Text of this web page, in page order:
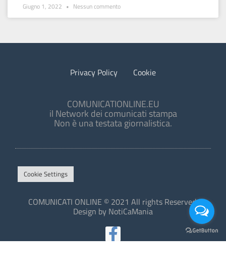
Giugno 1, 2022 Nessun commento
Privacy Policy Cookie
COMUNICATIONLINE.EU
il Network dei comunicati stampa
Non è una testata giornalistica.
Cookie Settings
COMUNICATI ONLINE © 2021 All rights Reserved.
Design by NotiCaMania